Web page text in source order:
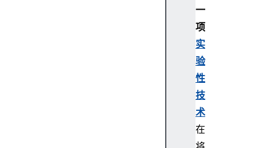
一
项
实
验
性
技
术
在